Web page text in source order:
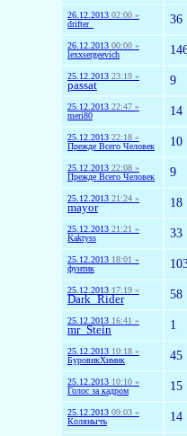
26.12.2013 02:00 »
drifter_
36
26.12.2013 00:00 »
lexxsergeevich
25.12.2013 23:19 »
passat 9
25.12.2013 22:47 »
meri80
14
25.12.2013 22:18 »
Прежде Всего Человек
10
25.12.2013 22:08 »
Прежде Всего Человек
9
25.12.2013 21:24 »
mayor 18
25.12.2013 21:21 »
Kaktyss
33
25.12.2013 18:01 »
фунтик
25.12.2013 17:19 »
Dark_Rider 58
25.12.2013 16:41 »
mr_Stein 1
25.12.2013 10:18 »
БуровикХимик
45
25.12.2013 10:10 »
Голос за кадром
15
25.12.2013 09:03 »
Колянычъ
14